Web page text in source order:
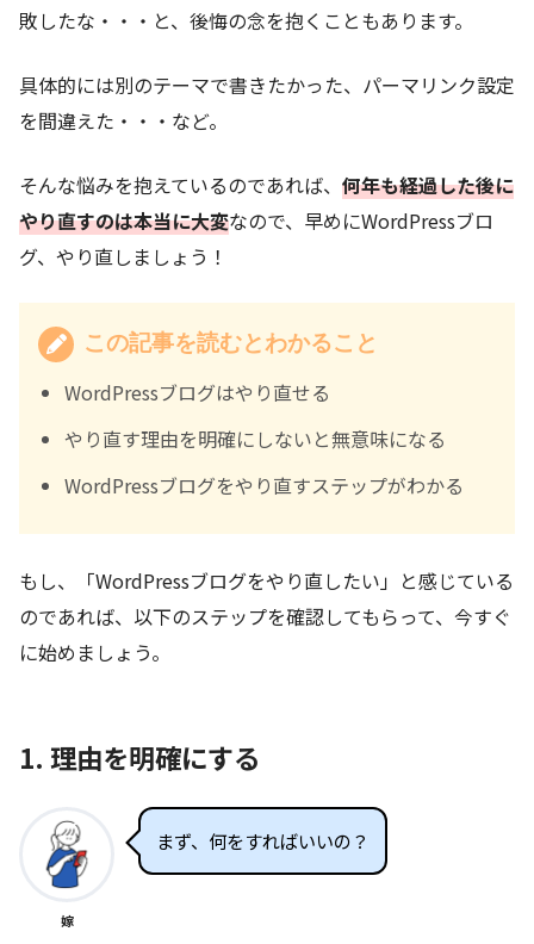
敗したな・・・と、後悔の念を抱くこともあります。
具体的には別のテーマで書きたかった、パーマリンク設定
を間違えた・・・など。
そんな悩みを抱えているのであれば、 何年も経過した後に
やり直すのは本当に大変なので、早めにWordPressブロ
グ、やり直しましょう！
この記事を読むとわかること
WordPressブログはやり直せる
やり直す理由を明確にしないと無意味になる
WordPressブログをやり直すステップがわかる
もし、「WordPressブログをやり直したい」と感じている
のであれば、以下のステップを確認してもらって、今すぐ
に始めましょう。
1. 理由を明確にする
嫁
まず、何をすればいいの？